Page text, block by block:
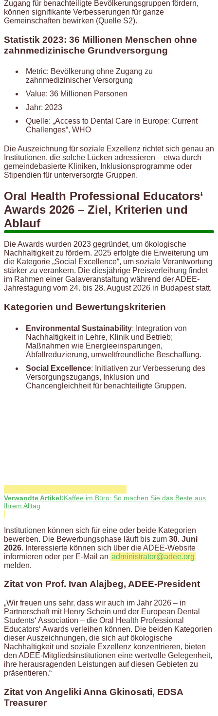
Zugang für benachteiligte Bevölkerungsgruppen fördern,
können signifikante Verbesserungen für ganze
Gemeinschaften bewirken (Quelle S2).
Statistik 2023: 36 Millionen Menschen ohne
zahnmedizinische Grundversorgung
Metric: Bevölkerung ohne Zugang zu
zahnmedizinischer Versorgung
Value: 36 Millionen Personen
Jahr: 2023
Quelle: „Access to Dental Care in Europe: Current
Challenges“, WHO
Die Auszeichnung für soziale Exzellenz richtet sich genau an
Institutionen, die solche Lücken adressieren – etwa durch
gemeindebasierte Kliniken, Inklusionsprogramme oder
Stipendien für unterversorgte Gruppen.
Oral Health Professional Educators‘
Awards 2026 – Ziel, Kriterien und
Ablauf
Die Awards wurden 2023 gegründet, um ökologische
Nachhaltigkeit zu fördern. 2025 erfolgte die Erweiterung um
die Kategorie „Social Excellence“, um soziale Verantwortung
stärker zu verankern. Die diesjährige Preisverleihung findet
im Rahmen einer Galaveranstaltung während der ADEE-
Jahrestagung vom 24. bis 28. August 2026 in Budapest statt.
Kategorien und Bewertungskriterien
Environmental Sustainability: Integration von
Nachhaltigkeit in Lehre, Klinik und Betrieb;
Maßnahmen wie Energieeinsparungen,
Abfallreduzierung, umweltfreundliche Beschaffung.
Social Excellence: Initiativen zur Verbesserung des
Versorgungszugangs, Inklusion und
Chancengleichheit für benachteiligte Gruppen.
Verwandte Artikel:Kaffee im Büro: So machen Sie das Beste aus
Ihrem Alltag
Institutionen können sich für eine oder beide Kategorien
bewerben. Die Bewerbungsphase läuft bis zum 30. Juni
2026. Interessierte können sich über die ADEE-Website
informieren oder per E-Mail an administrator@adee.org
melden.
Zitat von Prof. Ivan Alajbeg, ADEE-President
„Wir freuen uns sehr, dass wir auch im Jahr 2026 – in
Partnerschaft mit Henry Schein und der European Dental
Students‘ Association – die Oral Health Professional
Educators‘ Awards verleihen können. Die beiden Kategorien
dieser Auszeichnungen, die sich auf ökologische
Nachhaltigkeit und soziale Exzellenz konzentrieren, bieten
den ADEE-Mitgliedsinstitutionen eine wertvolle Gelegenheit,
ihre herausragenden Leistungen auf diesen Gebieten zu
präsentieren.“
Zitat von Angeliki Anna Gkinosati, EDSA
Treasurer